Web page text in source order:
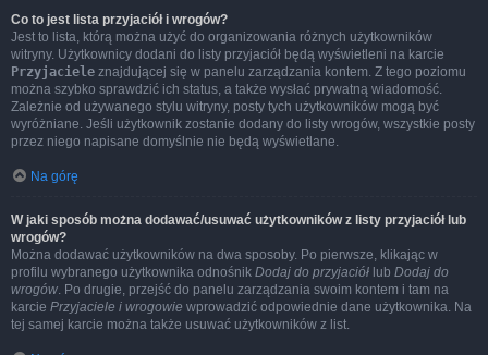
Co to jest lista przyjaciół i wrogów?
Jest to lista, którą można użyć do organizowania różnych użytkowników
witryny. Użytkownicy dodani do listy przyjaciół będą wyświetleni na karcie
Przyjaciele znajdującej się w panelu zarządzania kontem. Z tego poziomu
można szybko sprawdzić ich status, a także wysłać prywatną wiadomość.
Zależnie od używanego stylu witryny, posty tych użytkowników mogą być
wyróżniane. Jeśli użytkownik zostanie dodany do listy wrogów, wszystkie posty
przez niego napisane domyślnie nie będą wyświetlane.
Na górę
W jaki sposób można dodawać/usuwać użytkowników z listy przyjaciół lub
wrogów?
Można dodawać użytkowników na dwa sposoby. Po pierwsze, klikając w
profilu wybranego użytkownika odnośnik Dodaj do przyjaciół lub Dodaj do
wrogów. Po drugie, przejść do panelu zarządzania swoim kontem i tam na
karcie Przyjaciele i wrogowie wprowadzić odpowiednie dane użytkownika. Na
tej samej karcie można także usuwać użytkowników z list.